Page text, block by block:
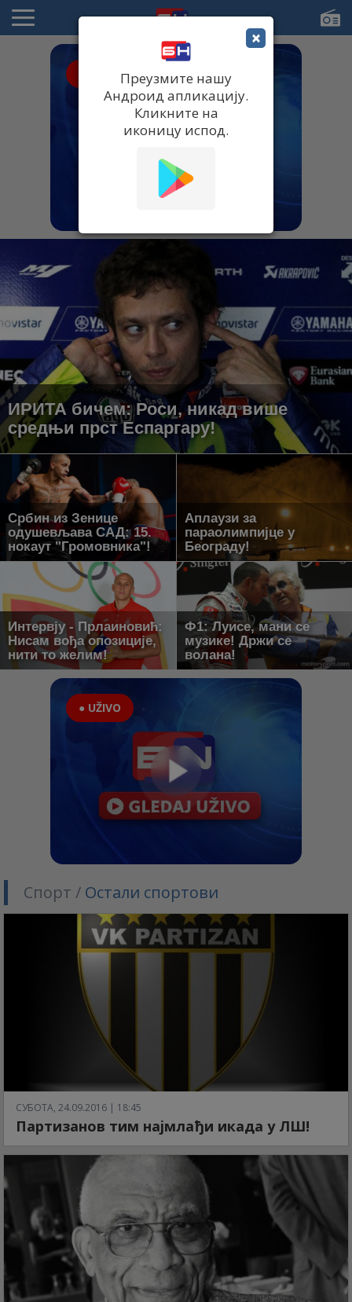
ИРИТА бичем: Роси, никад више
средњи прст Еспаргару!
Србин из Зенице
одушевљава САД: 15.
нокаут "Громовника"!
Аплаузи за
параолимпијце у
Београду!
Интервју - Прлаиновић:
Нисам вођа опозиције,
нити то желим!
Ф1: Луисе, мани се
музике! Држи се
волана!
● UŽIVO
Спорт / Остали спортови
СУБОТА, 24.09.2016 | 18:45
Партизанов тим најмлађи икада у ЛШ!
×
Преузмите нашу
Андроид апликацију.
Кликните на
иконицу испод.